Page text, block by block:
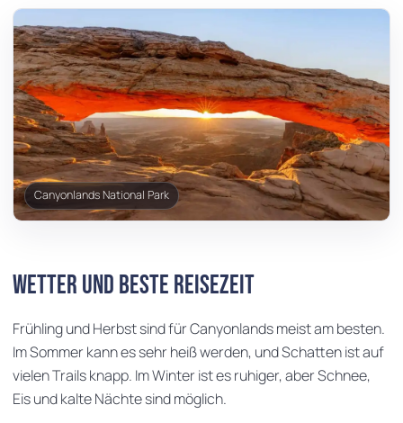
Canyonlands National Park
Wetter und beste Reisezeit
Frühling und Herbst sind für Canyonlands meist am besten.
Im Sommer kann es sehr heiß werden, und Schatten ist auf
vielen Trails knapp. Im Winter ist es ruhiger, aber Schnee,
Eis und kalte Nächte sind möglich.